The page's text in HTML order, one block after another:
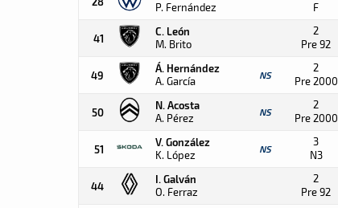
P. Fernández
F
41
C. León
M. Brito
2
Pre 92
49
Á. Hernández
A. García NS
2
Pre 2000
50
N. Acosta
A. Pérez NS
2
Pre 2000
51
V. González
K. López NS
3
N3
44
I. Galván
O. Ferraz
2
Pre 92